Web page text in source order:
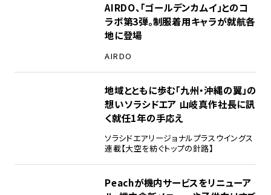
AIRDO、「ゴールデンカムイ」とのコ
ラボ第3弾。制服着用キャラが就航各
地に登場
AIRDO
地域とともに歩む「九州・沖縄の翼」の
想い――ソラシドエア 山岐真作社長に訊
く就任1年の手応え
ソラシドエアリージョナルプラスウイングス
連載【大空を紡ぐトップの針路】
Peachが機内サービスをリニューア